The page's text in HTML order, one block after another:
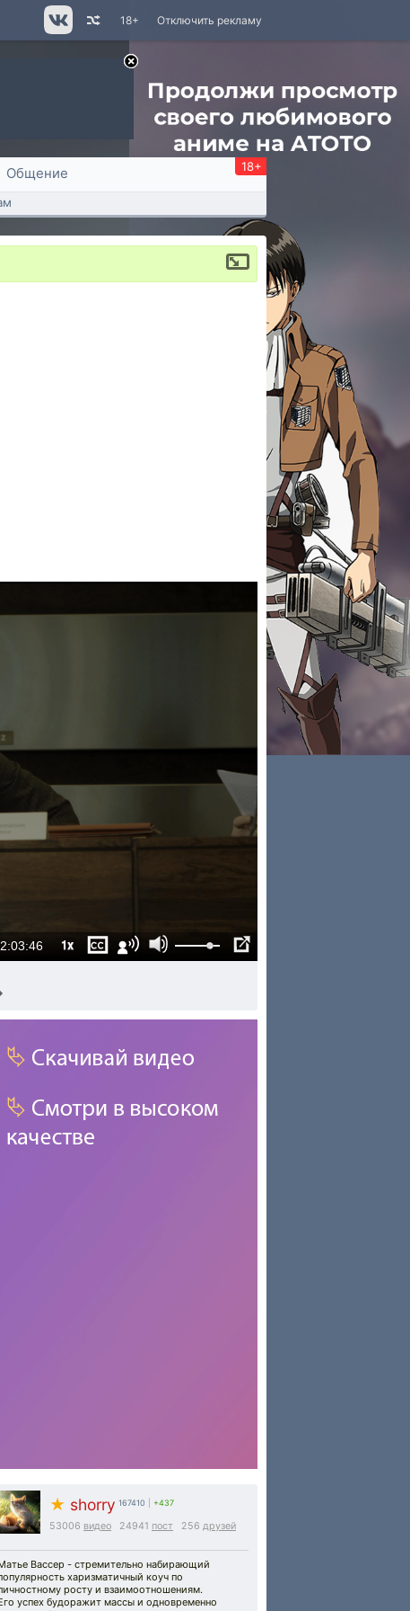
Отключить рекламу
18+
Общение 18+
1x
★ shorry 167410 +437
53006 видео 24941 пост 256 друзей
Вассер - стремительно набирающий
харизматичный коуч по
росту и взаимоотношениям.
успех будоражит массы и одновременно